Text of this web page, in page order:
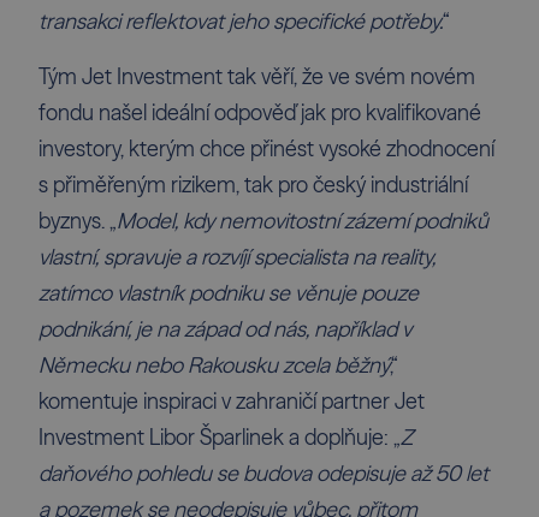
transakci reflektovat jeho specifické potřeby.“
Tým Jet Investment tak věří, že ve svém novém
fondu našel ideální odpověď jak pro kvalifikované
investory, kterým chce přinést vysoké zhodnocení
s přiměřeným rizikem, tak pro český industriální
byznys. „Model, kdy nemovitostní zázemí podniků
vlastní, spravuje a rozvíjí specialista na reality,
zatímco vlastník podniku se věnuje pouze
podnikání, je na západ od nás, například v
Německu nebo Rakousku zcela běžný,“
komentuje inspiraci v zahraničí partner Jet
Investment Libor Šparlinek a doplňuje: „Z
daňového pohledu se budova odepisuje až 50 let
a pozemek se neodepisuje vůbec, přitom